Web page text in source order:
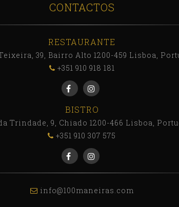
CONTACTOS
RESTAURANTE
39, Bairro Alto 1200-459 Lisboa,
+351 910 918 181
BISTRO
Trindade, 9, Chiado 1200-466 Lisboa,
+351 910 307 575
info@100maneiras.com